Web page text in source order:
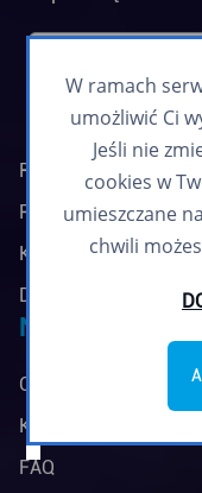
Regulamin biuletynu
Polityka prywatności
Klauzule
Deklaracja
Na skróty
Ceny biletów
Kup bilet okresowy
FAQ
W ramach
umożliwić Ci
Jeśli nie
cookies w
umieszczane
chwili